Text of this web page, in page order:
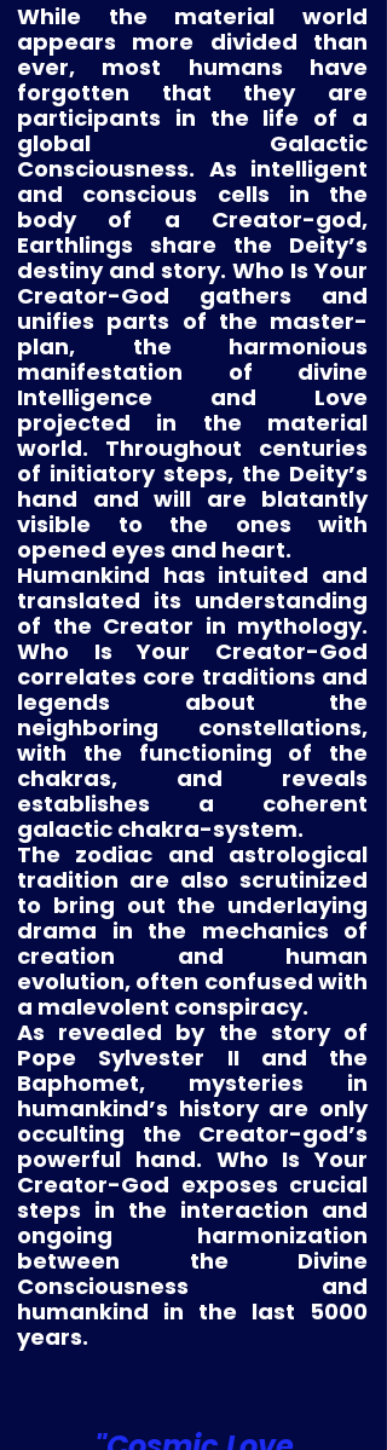
While the material world
appears more divided than
ever, most humans have
forgotten that they are
participants in the life of a
global Galactic
Consciousness. As intelligent
and conscious cells in the
body of a Creator-god,
Earthlings share the Deity’s
destiny and story. Who Is Your
Creator-God gathers and
unifies parts of the master-
plan, the harmonious
manifestation of divine
Intelligence and Love
projected in the material
world. Throughout centuries
of initiatory steps, the Deity’s
hand and will are blatantly
visible to the ones with
opened eyes and heart.
Humankind has intuited and
translated its understanding
of the Creator in mythology.
Who Is Your Creator-God
correlates core traditions and
legends about the
neighboring constellations,
with the functioning of the
chakras, and reveals
establishes a coherent
galactic chakra-system.
The zodiac and astrological
tradition are also scrutinized
to bring out the underlaying
drama in the mechanics of
creation and human
evolution, often confused with
a malevolent conspiracy.
As revealed by the story of
Pope Sylvester II and the
Baphomet, mysteries in
humankind’s history are only
occulting the Creator-god’s
powerful hand. Who Is Your
Creator-God exposes crucial
steps in the interaction and
ongoing harmonization
between the Divine
Consciousness and
humankind in the last 5000
years.